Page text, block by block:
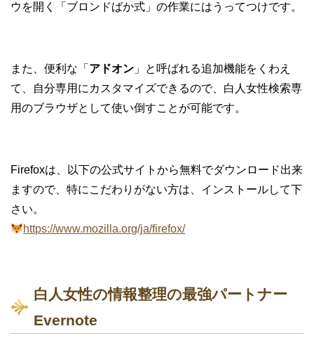
ウを開く「ブロンドばか式」の作業にはうってつけです。
また、便利な「 アドオン 」と呼ばれる追加機能をくわえ
て、自分専用にカスタマイズできるので、白人女性検索専
用のブラウザとして使い倒すことが可能です。
Firefoxは、以下の公式サイトから無料でダウンロード出来
ますので、特にこだわりがない方は、インストールして下
さい。
https://www.mozilla.org/ja/firefox/
白人女性の情報整理の最強パートナー
Evernote